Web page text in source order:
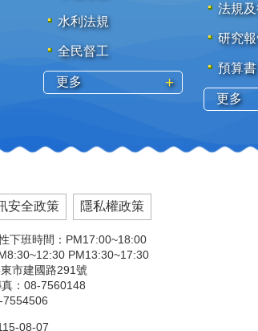
水利法規
全民督工
更多
法規
研究
預算書
更多
安全政策 隱私權政策
下班時間：PM17:00~18:00
PM13:30~17:30
市建國路291號
：08-7560148
7554506
08-07